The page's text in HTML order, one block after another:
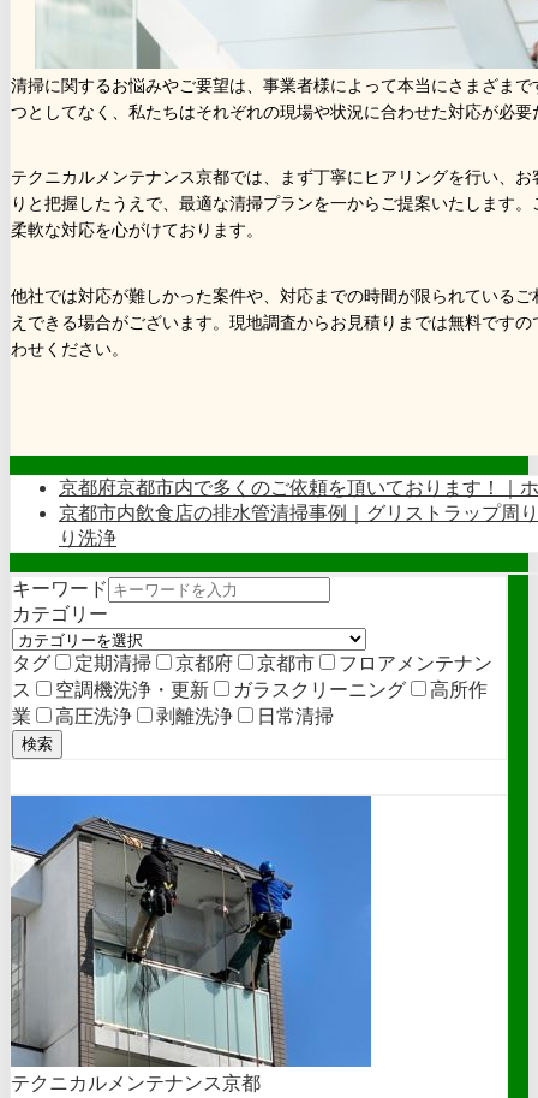
清掃に関するお悩みやご要望は、事業者様によって本当にさまざま
つとしてなく、私たちはそれぞれの現場や状況に合わせた対応が必
テクニカルメンテナンス京都では、まず丁寧にヒアリングを行い、
りと把握したうえで、最適な清掃プランを一からご提案いたします
柔軟な対応を心がけております。
他社では対応が難しかった案件や、対応までの時間が限られている
えできる場合がございます。現地調査からお見積りまでは無料です
わせください。
京都府京都市内で多くのご依頼を頂いております！｜
京都市内飲食店の排水管清掃事例｜グリストラップ周
り洗浄
キーワード
カテゴリー
タグ 定期清掃 京都府 京都市
フロアメンテナン
ス
空調機洗浄・更新 ガラスクリーニング
高所作
業
高圧洗浄 剥離洗浄 日常清掃
検索
テクニカルメンテナンス京都